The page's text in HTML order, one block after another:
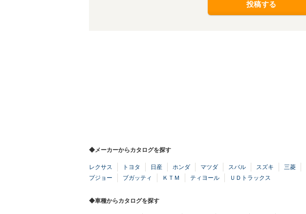
投稿する
◆メーカーからカタログを探す
レクサス トヨタ 日産 ホンダ マツダ スバル スズキ 三菱
プジョー
ブガッティ ＫＴＭ ティヨール ＵＤトラックス
◆車種からカタログを探す